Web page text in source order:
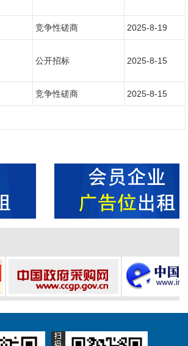
竞争性磋商 2025-8-19
公开招标 2025-8-15
竞争性磋商 2025-8-15